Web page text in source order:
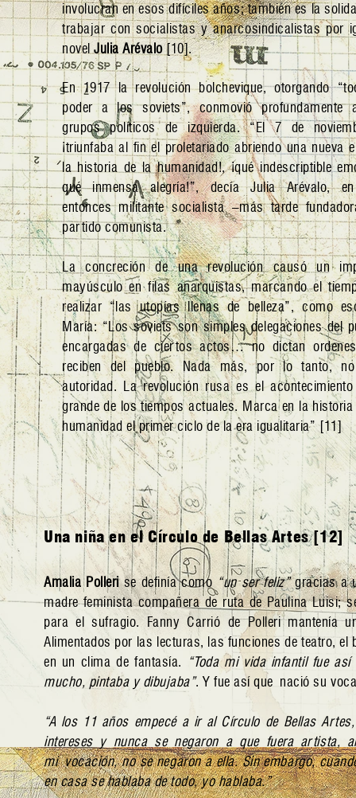
involucran en esos difíciles años; también es la
trabajar con socialistas y anarcosindicalistas por
novelJulia Arévalo[10].
En 1917 la revolución bolchevique, otorgando
poder a los soviets”, conmovió profundamente
grupos políticos de izquierda. “El 7 de
¡triunfaba al fin el proletariado abriendo una nueva
la historia de la humanidad!, ¡qué indescriptible
qué inmensa alegría!”, decía Julia Arévalo,
entonces militante socialista –más tarde
partido comunista.
La concreción de una revolución causó un
mayúsculo en filas anarquistas, marcando el
realizar “las utopías llenas de belleza”, como
María: “Los soviets son simples delegaciones del
encargadas de ciertos actos… no dictan
reciben del pueblo. Nada más, por lo tanto,
autoridad. La revolución rusa es el
grande de los tiempos actuales. Marca en la
humanidad el primer ciclo de la era igualitaria” [11]
Una niña en el Círculo de Bellas Artes [12]
Amalia Pollerise definía como “un ser feliz”gracias a
madre feminista compañera de ruta de Paulina Luisi;
para el sufragio. Fanny Carrió de Polleri mantenía
Alimentados por las lecturas, las funciones de teatro,
en un clima de fantasía. “Toda mi vida infantil fue
mucho, pintaba y dibujaba”. Y fue así que nació su
“A los 11 años empecé a ir al Círculo de Bellas
intereses y nunca se negaron a que fuera artista,
mi vocación, no se negaron a ella. Sin embargo,
en casa se hablaba de todo, yo hablaba.”